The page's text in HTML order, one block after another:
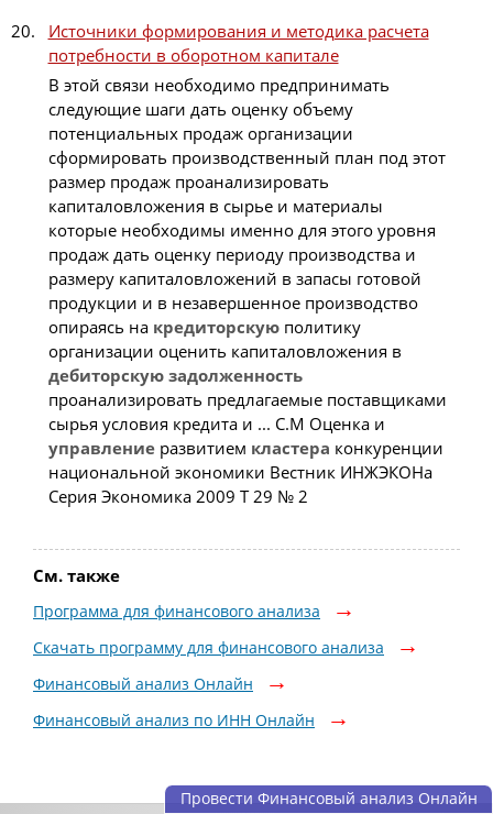
Источники формирования и методика расчета
потребности в оборотном капитале
В этой связи необходимо предпринимать
следующие шаги дать оценку объему
потенциальных продаж организации
сформировать производственный план под этот
размер продаж проанализировать
капиталовложения в сырье и материалы
которые необходимы именно для этого уровня
продаж дать оценку периоду производства и
размеру капиталовложений в запасы готовой
продукции и в незавершенное производство
опираясь на кредиторскуюполитику
организации оценить капиталовложения в
дебиторскую задолженность
проанализировать предлагаемые поставщиками
сырья условия кредита и ... С.М Оценка и
управлениеразвитием кластера конкуренции
национальной экономики Вестник ИНЖЭКОНа
Серия Экономика 2009 Т 29 № 2
См. также
Программа для финансового анализа
Скачать программу для финансового анализа
Финансовый анализ Онлайн
Финансовый анализ по ИНН Онлайн
Провести Финансовый анализ Онлайн